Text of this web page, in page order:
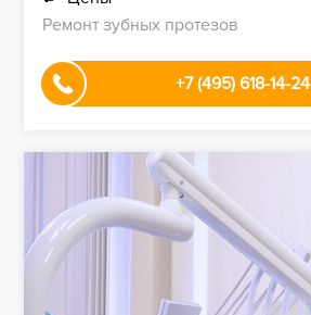
Ремонт зубных протезов
+7 (495) 618-14-24